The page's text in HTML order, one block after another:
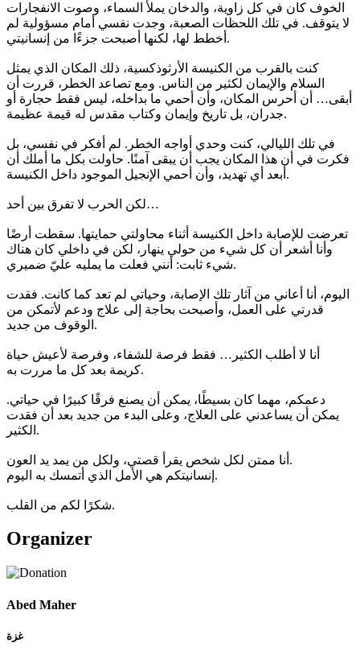
الخوف كان في كل زاوية، والدخان يملأ السماء، وصوت الانفجارات
لا يتوقف. في تلك اللحظات الصعبة، وجدت نفسي أمام مسؤولية لم
أخطط لها، لكنها أصبحت جزءًا من إنسانيتي.
كنت بالقرب من الكنيسة الأرثوذكسية، ذلك المكان الذي يمثل
السلام والإيمان لكثير من الناس. ومع تصاعد الخطر، قررت أن
أبقى… أن أحرس المكان، وأن أحمي ما بداخله، ليس فقط حجارة أو
جدران، بل تاريخ وإيمان وكتاب مقدس له قيمة عظيمة.
في تلك الليالي، كنت وحدي أواجه الخطر. لم أفكر في نفسي، بل
فكرت في أن هذا المكان يجب أن يبقى آمنًا. حاولت بكل ما أملك أن
أبعد أي تهديد، وأن أحمي الإنجيل الموجود داخل الكنيسة.
لكن الحرب لا تفرق بين أحد…
تعرضت للإصابة داخل الكنيسة أثناء محاولتي حمايتها. سقطت أرضًا
وأنا أشعر أن كل شيء من حولي ينهار، لكن في داخلي كان هناك
شيء ثابت: أنني فعلت ما يمليه عليّ ضميري.
اليوم، أنا أعاني من آثار تلك الإصابة، وحياتي لم تعد كما كانت. فقدت
قدرتي على العمل، وأصبحت بحاجة إلى علاج ودعم لأتمكن من
الوقوف من جديد.
أنا لا أطلب الكثير… فقط فرصة للشفاء، وفرصة لأعيش حياة
كريمة بعد كل ما مررت به.
دعمكم، مهما كان بسيطًا، يمكن أن يصنع فرقًا كبيرًا في حياتي.
يمكن أن يساعدني على العلاج، وعلى البدء من جديد بعد أن فقدت
الكثير.
أنا ممتن لكل شخص يقرأ قصتي، ولكل من يمد يد العون.
إنسانيتكم هي الأمل الذي أتمسك به اليوم.
شكرًا لكم من القلب.
Organizer
Abed Maher
غزة